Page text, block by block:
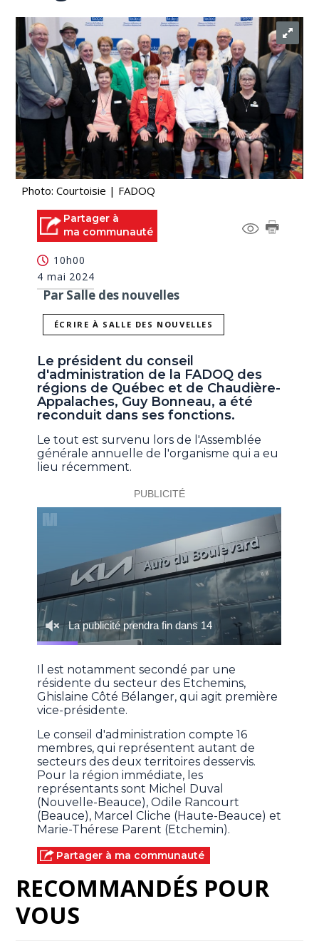
Photo: Courtoisie | FADOQ
Partager à
ma communauté
10h00
4 mai 2024
Par Salle des nouvelles
ÉCRIRE À SALLE DES NOUVELLES
Le président du conseil
d'administration de la FADOQ des
régions de Québec et de Chaudière-
Appalaches, Guy Bonneau, a été
reconduit dans ses fonctions.
Le tout est survenu lors de l'Assemblée
générale annuelle de l'organisme qui a eu
lieu récemment.
Il est notamment secondé par une
résidente du secteur des Etchemins,
Ghislaine Côté Bélanger, qui agit première
vice-présidente.
Le conseil d'administration compte 16
membres, qui représentent autant de
secteurs des deux territoires desservis.
Pour la région immédiate, les
représentants sont Michel Duval
(Nouvelle-Beauce), Odile Rancourt
(Beauce), Marcel Cliche (Haute-Beauce) et
Marie-Thérese Parent (Etchemin).
Partager à ma communauté
RECOMMANDÉS POUR
VOUS